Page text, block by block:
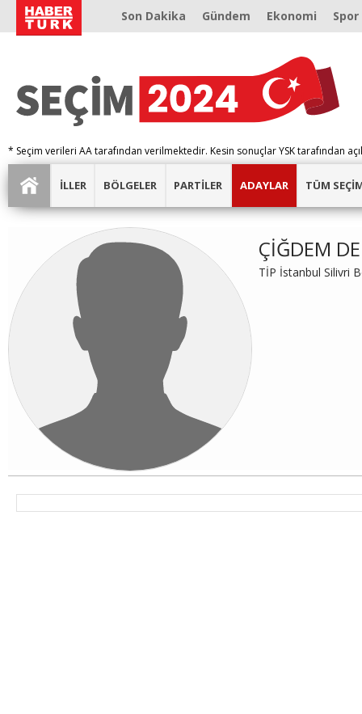
Son Dakika Gündem Ekonomi Spor
* Seçim verileri AA tarafından verilmektedir. Kesin sonuçlar YSK tarafından
İLLER BÖLGELER PARTİLER ADAYLAR TÜM
ÇİĞDEM
TİP İstanbul Silivri